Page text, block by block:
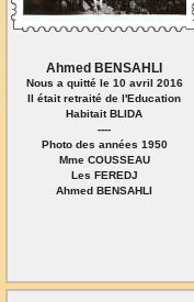
Ahmed BENSAHLI
Nous a quitté le 10 avril 2016
Il était retraité de l'Education
Habitait BLIDA
----
Photo des années 1950
Mme COUSSEAU
Les FEREDJ
Ahmed BENSAHLI